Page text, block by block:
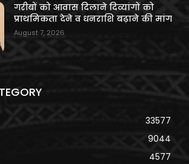
गरीबों को आवास दिलाने दिव्यांगों को
प्राथमिकता देने व धनराशि बढ़ाने की मांग
August 7, 2026
33577
9044
4577